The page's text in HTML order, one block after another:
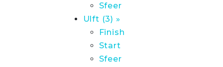
Sfeer
Ulft (3) »
Finish
Start
Sfeer